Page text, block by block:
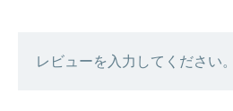
レビューを入力してください。